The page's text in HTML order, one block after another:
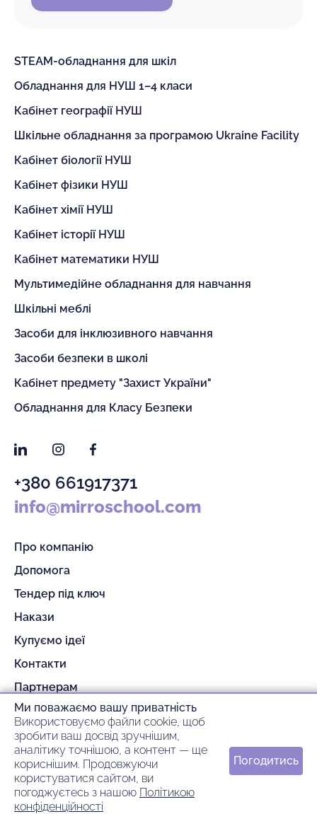
STEAM-обладнання для шкіл
Обладнання для НУШ 1–4 класи
Кабінет географії НУШ
Шкільне обладнання за програмою Ukraine Facility
Кабінет біології НУШ
Кабінет фізики НУШ
Кабінет хімії НУШ
Кабінет історії НУШ
Кабінет математики НУШ
Мультимедійне обладнання для навчання
Шкільні меблі
Засоби для інклюзивного навчання
Засоби безпеки в школі
Кабінет предмету "Захист України"
Обладнання для Класу Безпеки
LinkedInInstagramFacebook
+380 661917371
info@mirroschool.com
Про компанію
Допомога
Тендер під ключ
Накази
Купуємо ідеї
Контакти
Партнерам
Гарантія та повернення
Оплата та доставка
© 2026 mirroschool
Зроблено вideil.
Ми поважаємо вашу приватність
Використовуємо файли cookie, щоб
зробити ваш досвід зручнішим,
аналітику точнішою, а контент — ще
кориснішим. Продовжуючи
користуватися сайтом, ви
погоджуєтесь з нашою Політикою
конфіденційності
Погодитись